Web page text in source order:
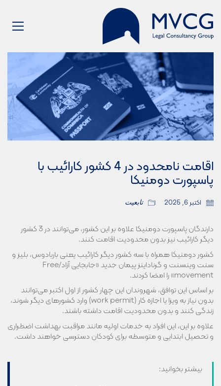
اقامت نامحدود در 4 کشور کارائیب با
پاسپورت دومنیکا
اکتبر 6, 2025 تابعیت
دارندگان پاسپورت دومنیکا علاوه بر این کشور، می‌توانند در 3 کشور
دیگر کارائیب نیز بدون محدودیت اقامت کنند.
کشور دومنیکا همراه با سه کشور دیگر کارائیب یعنی باربادوس، بلیز و
سنت وینسنت و گرناداینز پیمان جدید «جابجایی آزاد/Free
movement» را امضا کردند.
بر اساس این توافق، شهروندان این چهار کشور از اول اکتبر می‌توانند
بدون نیاز به ویزا یا اجازه کار (work permit) وارد کشورهای دیگر شوند،
زندگی کنند و بدون محدودیت اقامت داشته باشند.
علاوه بر این، این افراد به خدمات اولیه مانند مراقبت بهداشت اضطراری
و تحصیل ابتدایی و متوسطه برای کودکان‌ دسترسی خواهند داشت.
بیشتر بخوانید: